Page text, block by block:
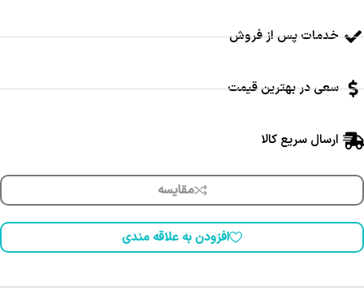
خدمات پس از فروش
سعی در بهترین قیمت
ارسال سریع کالا
مقایسه
افزودن به علاقه مندی